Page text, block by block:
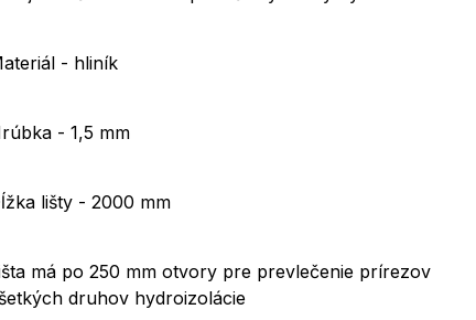
- hliník
- 1,5 mm
lišty - 2000 mm
má po 250 mm otvory pre prevlečenie prírezov
druhov hydroizolácie